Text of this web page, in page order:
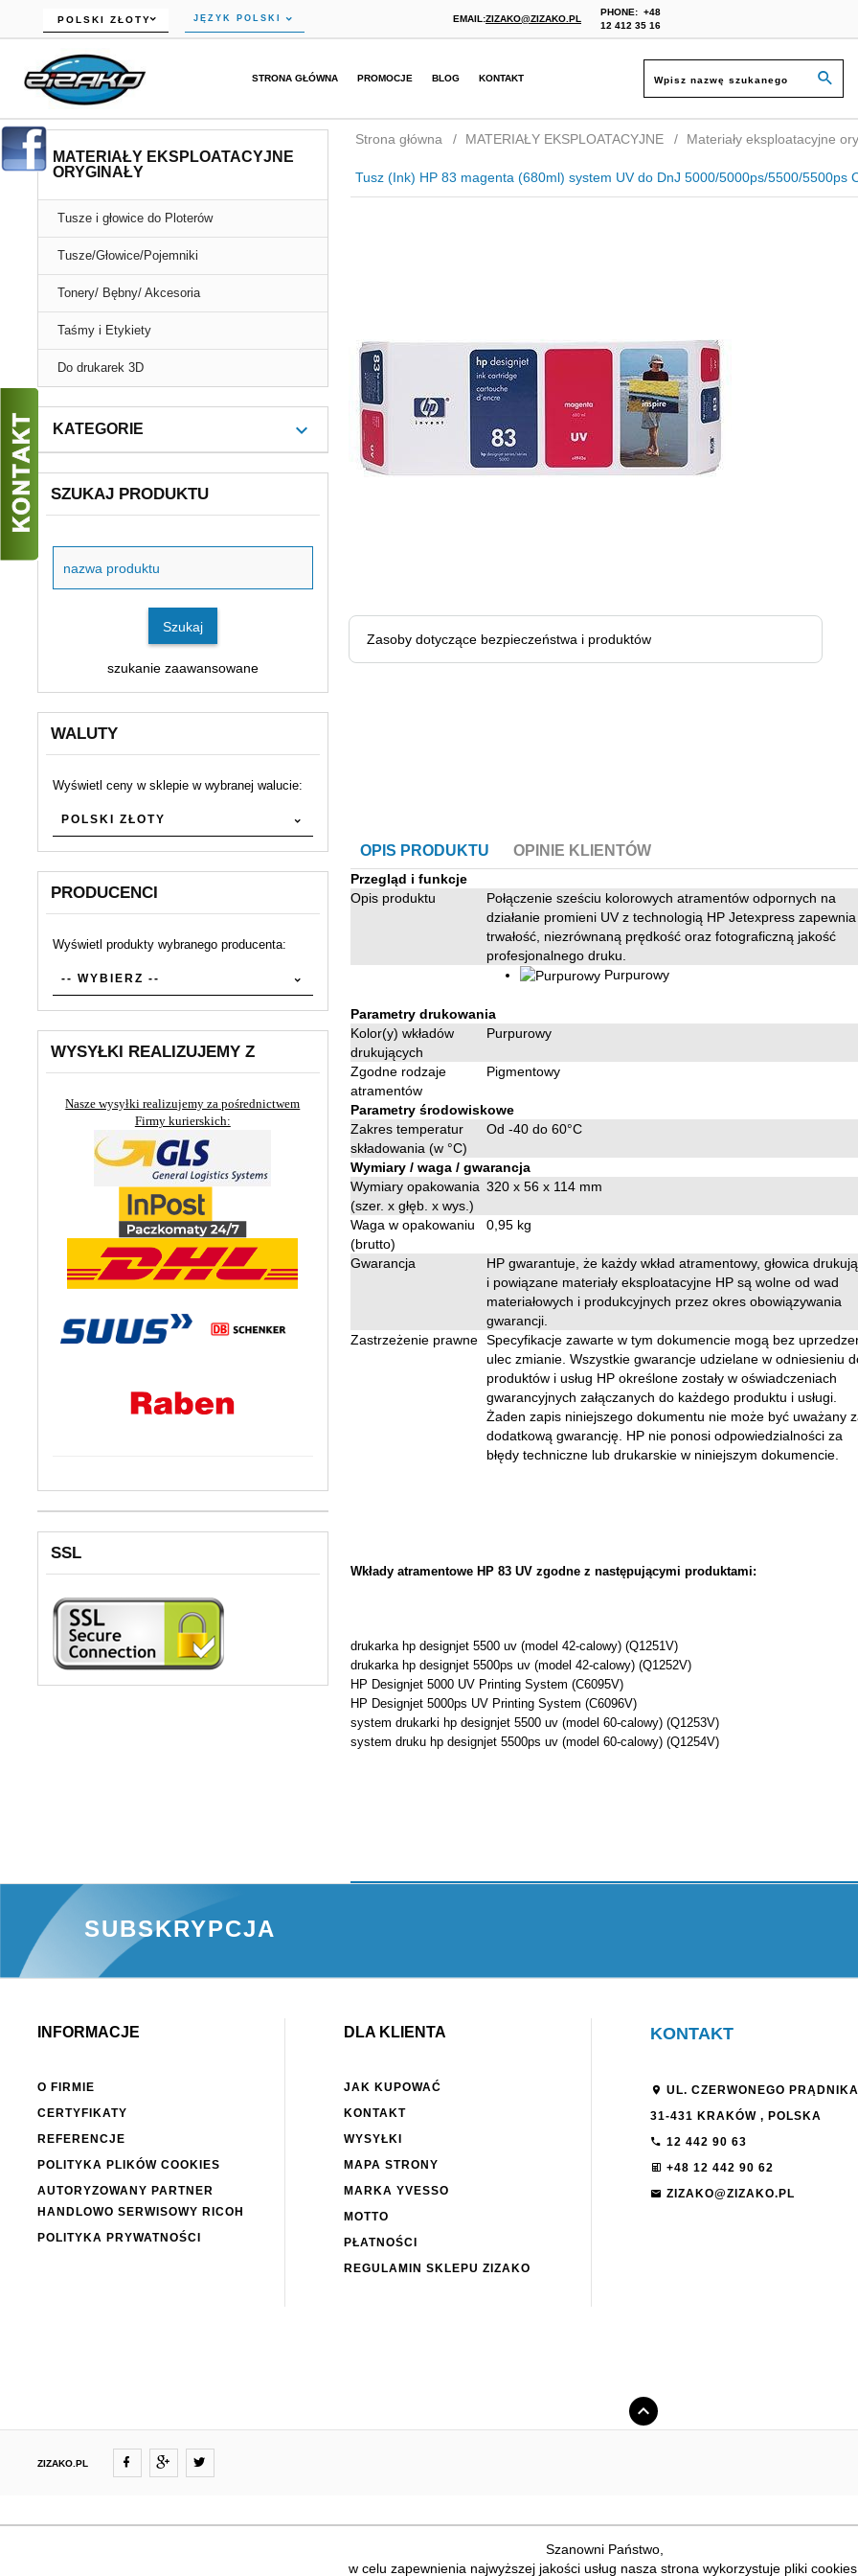
currency_h
POLSKI ZŁOTY JĘZYK POLSKI EMAIL:ZIZAKO@ZIZAKO.PL
PHONE: +48
12 412 35 16
STRONA GŁÓWNA PROMOCJE BLOG KONTAKT
MATERIAŁY EKSPLOATACYJNE
ORYGINAŁY
Tusze i głowice do Ploterów
Tusze/Głowice/Pojemniki
Tonery/ Bębny/ Akcesoria
Taśmy i Etykiety
Do drukarek 3D
KATEGORIE
SZUKAJ PRODUKTU
Szukaj
Szukaj
szukanie zaawansowane
WALUTY
Wyświetl ceny w sklepie w wybranej walucie:
POLSKI ZŁOTY
PRODUCENCI
Wyświetl produkty wybranego producenta:
set_producers
-- WYBIERZ --
WYSYŁKI REALIZUJEMY Z
Nasze wysyłki realizujemy za pośrednictwem
Firmy kurierskich:
SSL
Strona główna MATERIAŁY EKSPLOATACYJNE Materiały eksploatacyjne
Tusz (Ink) HP 83 magenta (680ml) system UV do DnJ 5000/5000ps/5500/5500ps
Zasoby dotyczące bezpieczeństwa i produktów
OPIS PRODUKTU OPINIE KLIENTÓW
Przegląd i funkcje
Opis produktu
Połączenie sześciu kolorowych atramentów odpornych na
działanie promieni UV z technologią HP Jetexpress zapewnia
trwałość, niezrównaną prędkość oraz fotograficzną jakość
profesjonalnego druku.
Purpurowy
Parametry drukowania
Kolor(y) wkładów
drukujących
Purpurowy
Zgodne rodzaje
atramentów
Pigmentowy
Parametry środowiskowe
Zakres temperatur
składowania (w °C)
Od -40 do 60°C
Wymiary / waga / gwarancja
Wymiary opakowania
(szer. x głęb. x wys.)
320 x 56 x 114 mm
Waga w opakowaniu
(brutto)
0,95 kg
Gwarancja
HP gwarantuje, że każdy wkład atramentowy, głowica
i powiązane materiały eksploatacyjne HP są wolne od wad
materiałowych i produkcyjnych przez okres obowiązywania
gwarancji.
Zastrzeżenie prawne Specyfikacje zawarte w tym dokumencie mogą bez
ulec zmianie. Wszystkie gwarancje udzielane w odniesieniu
produktów i usług HP określone zostały w oświadczeniach
gwarancyjnych załączanych do każdego produktu i usługi.
Żaden zapis niniejszego dokumentu nie może być uważany
dodatkową gwarancję. HP nie ponosi odpowiedzialności za
błędy techniczne lub drukarskie w niniejszym dokumencie.
Wkłady atramentowe HP 83 UV zgodne z następującymi produktami:
drukarka hp designjet 5500 uv (model 42-calowy) (Q1251V)
drukarka hp designjet 5500ps uv (model 42-calowy) (Q1252V)
HP Designjet 5000 UV Printing System (C6095V)
HP Designjet 5000ps UV Printing System (C6096V)
system drukarki hp designjet 5500 uv (model 60-calowy) (Q1253V)
system druku hp designjet 5500ps uv (model 60-calowy) (Q1254V)
SUBSKRYPCJA
INFORMACJE
O FIRMIE
CERTYFIKATY
REFERENCJE
POLITYKA PLIKÓW COOKIES
AUTORYZOWANY PARTNER
HANDLOWO SERWISOWY RICOH
POLITYKA PRYWATNOŚCI
DLA KLIENTA
JAK KUPOWAĆ
KONTAKT
WYSYŁKI
MAPA STRONY
MARKA YVESSO
MOTTO
PŁATNOŚCI
REGULAMIN SKLEPU ZIZAKO
KONTAKT
UL. CZERWONEGO
31-431 KRAKÓW , POLSKA
12 442 90 63
+48 12 442 90 62
ZIZAKO@ZIZAKO.PL
ZIZAKO.PL
Szanowni Państwo,
w celu zapewnienia najwyższej jakości usług nasza strona wykorzystuje pliki